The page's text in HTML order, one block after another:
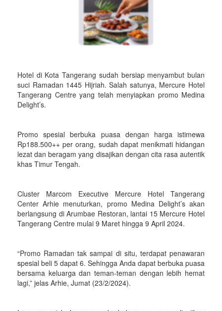
Hotel di Kota Tangerang sudah bersiap menyambut bulan
suci Ramadan 1445 Hijriah. Salah satunya, Mercure Hotel
Tangerang Centre yang telah menyiapkan promo Medina
Delight’s.
Promo spesial berbuka puasa dengan harga istimewa
Rp188.500++ per orang, sudah dapat menikmati hidangan
lezat dan beragam yang disajikan dengan cita rasa autentik
khas Timur Tengah.
Cluster Marcom Executive Mercure Hotel Tangerang
Center Arhie menuturkan, promo Medina Delight’s akan
berlangsung di Arumbae Restoran, lantai 15 Mercure Hotel
Tangerang Centre mulai 9 Maret hingga 9 April 2024.
“Promo Ramadan tak sampai di situ, terdapat penawaran
spesial beli 5 dapat 6. Sehingga Anda dapat berbuka puasa
bersama keluarga dan teman-teman dengan lebih hemat
lagi,” jelas Arhie, Jumat (23/2/2024).